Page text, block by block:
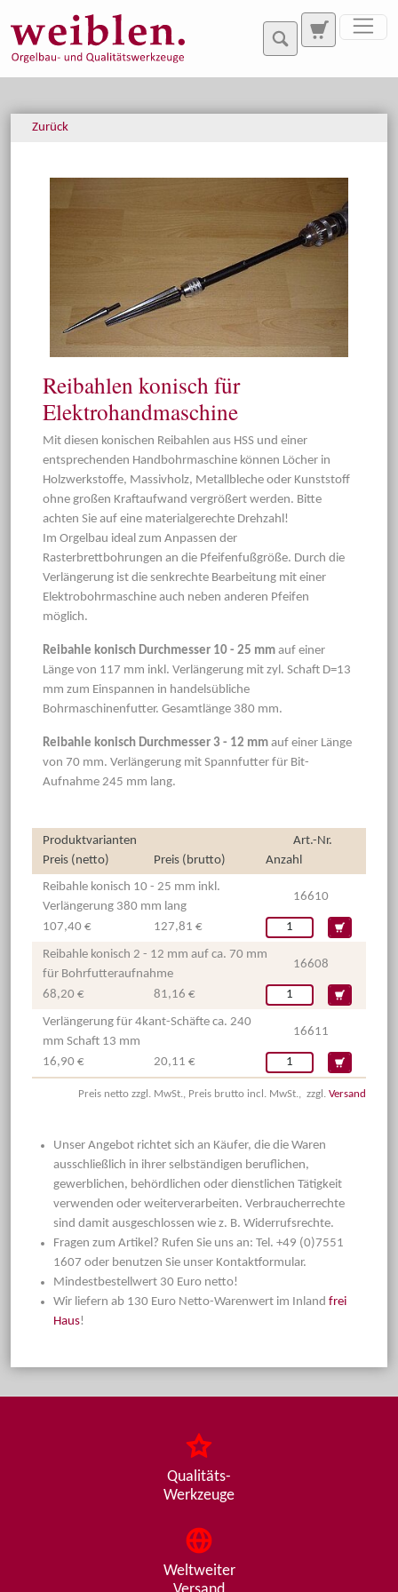
Zurück
Reibahlen konisch für
Elektrohandmaschine
Mit diesen konischen Reibahlen aus HSS und einer
entsprechenden Handbohrmaschine können Löcher in
Holzwerkstoffe, Massivholz, Metallbleche oder Kunststoff
ohne großen Kraftaufwand vergrößert werden. Bitte
achten Sie auf eine materialgerechte Drehzahl!
Im Orgelbau ideal zum Anpassen der
Rasterbrettbohrungen an die Pfeifenfußgröße. Durch die
Verlängerung ist die senkrechte Bearbeitung mit einer
Elektrobohrmaschine auch neben anderen Pfeifen
möglich.
Reibahle konisch Durchmesser 10 - 25 mm auf einer
Länge von 117 mm inkl. Verlängerung mit zyl. Schaft D=13
mm zum Einspannen in handelsübliche
Bohrmaschinenfutter. Gesamtlänge 380 mm.
Reibahle konisch Durchmesser 3 - 12 mm auf einer Länge
von 70 mm. Verlängerung mit Spannfutter für Bit-
Aufnahme 245 mm lang.
Produktvarianten
Art.-Nr.
Preis (netto)
Preis (brutto)
Anzahl
Reibahle konisch 10 - 25 mm inkl.
Verlängerung 380 mm lang
16610
107,40 € 127,81 €
Reibahle konisch 2 - 12 mm auf ca. 70 mm
für Bohrfutteraufnahme
16608
68,20 € 81,16 €
Verlängerung für 4kant-Schäfte ca. 240
mm Schaft 13 mm
16611
16,90 € 20,11 €
Preis netto zzgl. MwSt., Preis brutto incl. MwSt., zzgl. Versand
Unser Angebot richtet sich an Käufer, die die Waren
ausschließlich in ihrer selbständigen beruflichen,
gewerblichen, behördlichen oder dienstlichen Tätigkeit
verwenden oder weiterverarbeiten. Verbraucherrechte
sind damit ausgeschlossen wie z. B. Widerrufsrechte.
Fragen zum Artikel? Rufen Sie uns an: Tel. +49 (0)7551
1607 oder benutzen Sie unser Kontaktformular.
Mindestbestellwert 30 Euro netto!
Wir liefern ab 130 Euro Netto-Warenwert im Inland frei
Haus!
Qualitäts-
Werkzeuge
Weltweiter